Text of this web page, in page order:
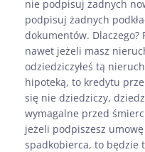
nie podpisuj żadnych
podpisuj żadnych
dokumentów. Dlaczego?
nawet jeżeli masz
odziedziczyłeś tą
hipoteką, to kredytu
się nie dziedziczy,
wymagalne przed
jeżeli podpiszesz
spadkobierca, to będzie